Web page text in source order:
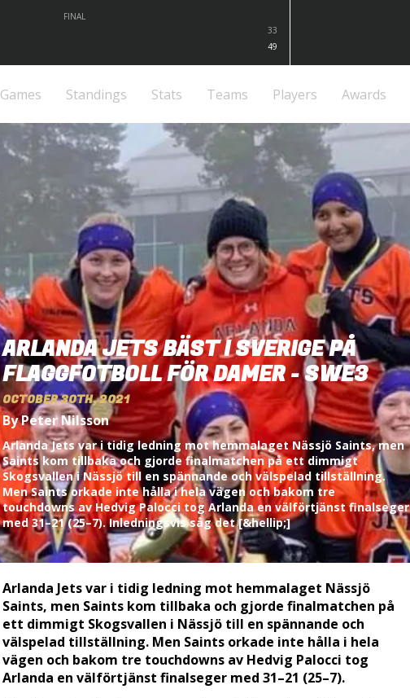
FINAL
33
49
Games Standings Stats Teams Players Awards
ARLANDA JETS BÄST I SVERIGE PÅ
FLAGGFOTBOLL FÖR DAMER - SWE3
OCTOBER 30TH, 2021
By Peter Nilsson
Arlanda Jets var i tidig ledning mot hemmalaget Nässjö Saints, men
Saints kom tillbaka och gjorde finalmatchen på ett dimmigt
Skogsvallen i Nässjö till en spännande och välspelad tillställning.
Men Saints orkade inte hålla i hela vägen och bakom tre
touchdowns av Hedvig Palocci tog Arlanda en välförtjänst finalseger
med 31–21 (25–7). Inledningsvis såg det [&hellip;]
Arlanda Jets var i tidig ledning mot hemmalaget Nässjö
Saints, men Saints kom tillbaka och gjorde finalmatchen på
ett dimmigt Skogsvallen i Nässjö till en spännande och
välspelad tillställning. Men Saints orkade inte hålla i hela
vägen och bakom tre touchdowns av Hedvig Palocci tog
Arlanda en välförtjänst finalseger med 31–21 (25–7).